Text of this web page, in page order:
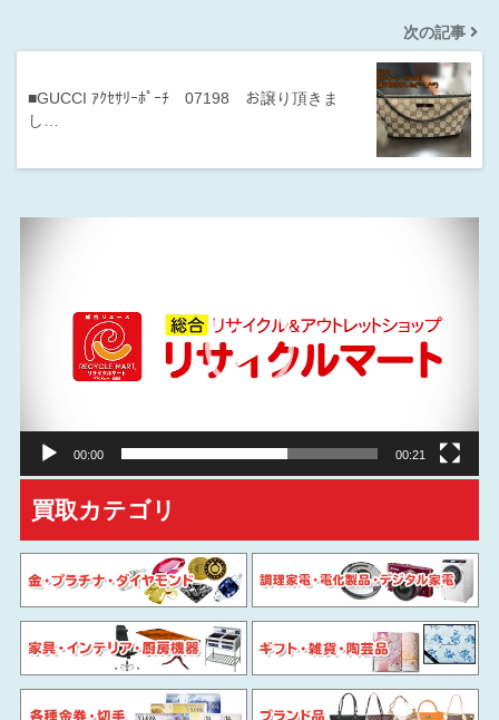
次の記事
■GUCCI ｱｸｾｻﾘｰﾎﾟｰﾁ 07198 お譲り頂きま
し…
00:00 00:21
買取カテゴリ